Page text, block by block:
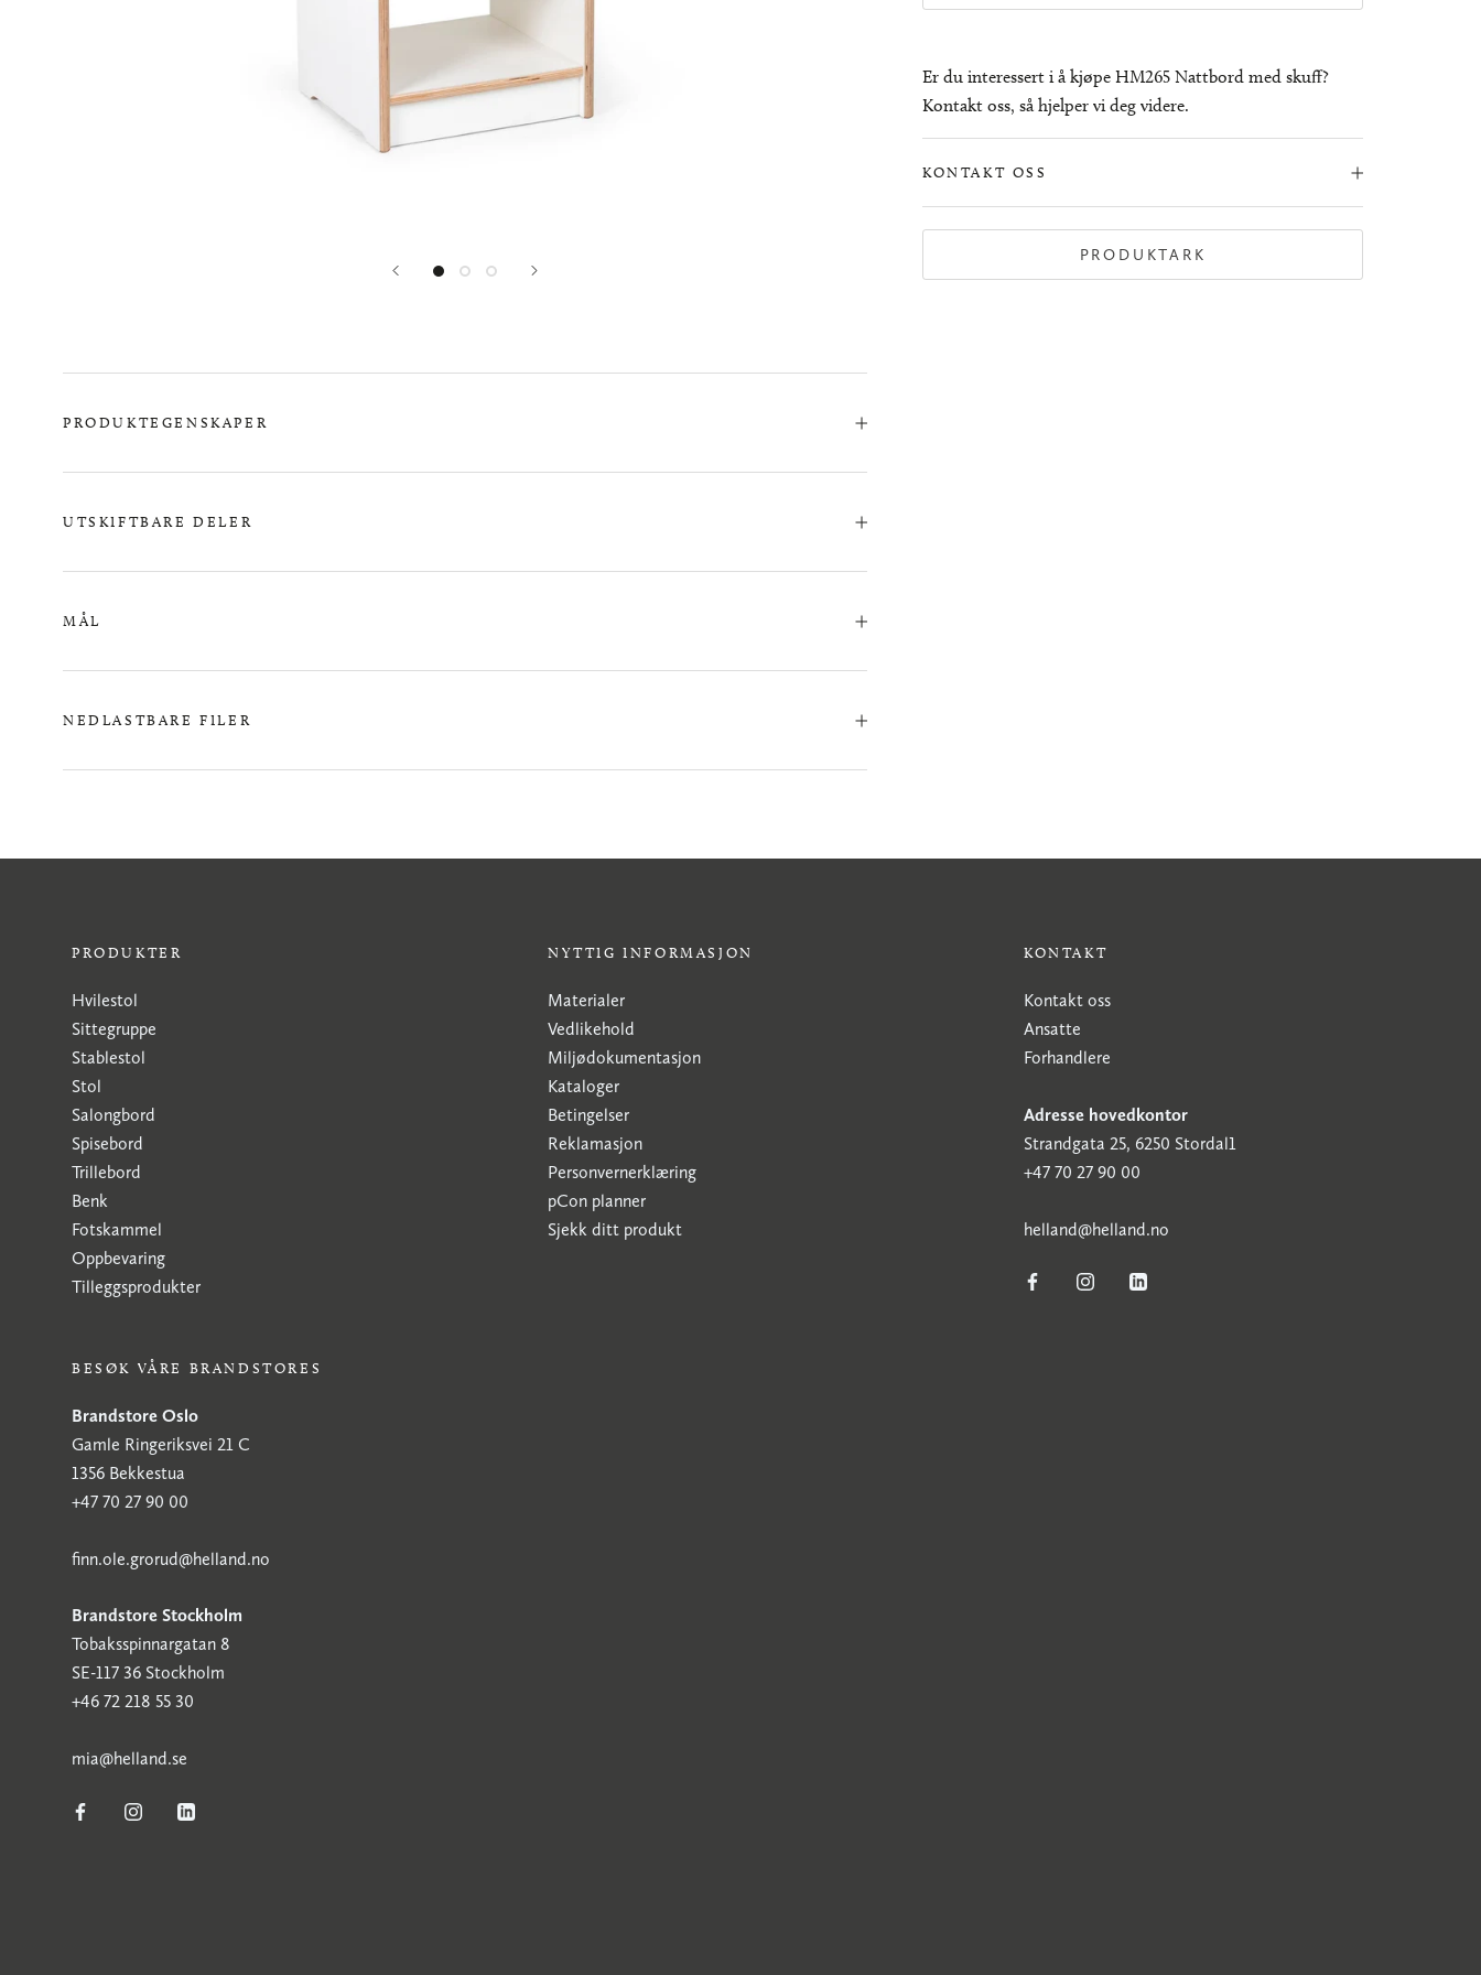
PRODUKTEGENSKAPER
UTSKIFTBARE DELER
MÅL
NEDLASTBARE FILER
Er du interessert i å kjøpe HM265 Nattbord med skuff?
Kontakt oss, så hjelper vi deg videre.
KONTAKT OSS
PRODUKTARK
PRODUKTER
Hvilestol
Sittegruppe
Stablestol
Stol
Salongbord
Spisebord
Trillebord
Benk
Fotskammel
Oppbevaring
Tilleggsprodukter
NYTTIG INFORMASJON
Materialer
Vedlikehold
Miljødokumentasjon
Kataloger
Betingelser
Reklamasjon
Personvernerklæring
pCon planner
Sjekk ditt produkt
KONTAKT
Kontakt oss
Ansatte
Forhandlere
Adresse hovedkontor
Strandgata 25, 6250 Stordal1
+47 70 27 90 00
helland@helland.no
BESØK VÅRE BRANDSTORES
Brandstore Oslo
Gamle Ringeriksvei 21 C
1356 Bekkestua
+47 70 27 90 00
finn.ole.grorud@helland.no
Brandstore Stockholm
Tobaksspinnargatan 8
SE-117 36 Stockholm
+46 72 218 55 30
mia@helland.se